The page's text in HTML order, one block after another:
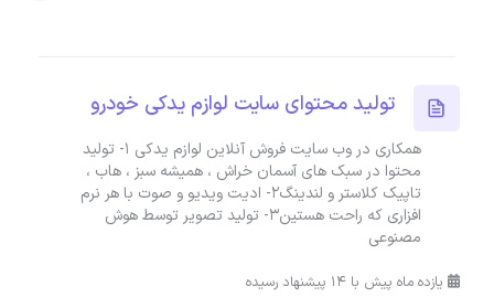
تولید محتوای سایت لوازم یدکی خودرو
همکاری در وب سایت فروش آنلاین لوازم یدکی 1- تولید
محتوا در سبک های آسمان خراش ، همیشه سبز ، هاب ،
تاپیک کلاستر و لندینگ۲- ادیت ویدیو و صوت با هر نرم
افزاری که راحت هستین۳- تولید تصویر توسط هوش
مصنوعی
یازده ماه پیش با 14 پیشنهاد رسیده